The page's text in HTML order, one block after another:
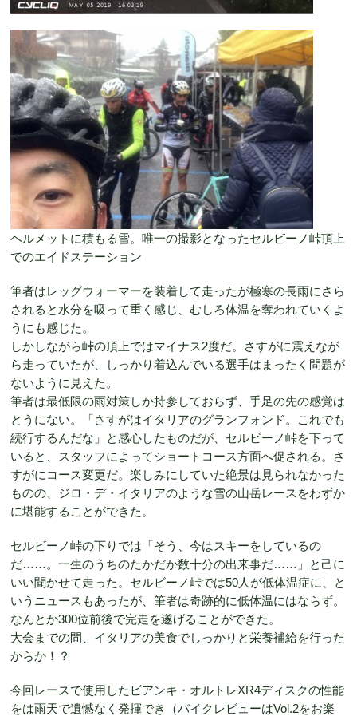
ヘルメットに積もる雪。唯一の撮影となったセルビーノ峠頂上
でのエイドステーション
筆者はレッグウォーマーを装着して走ったが極寒の長雨にさら
されると水分を吸って重く感じ、むしろ体温を奪われていくよ
うにも感じた。
しかしながら峠の頂上ではマイナス2度だ。さすがに震えなが
ら走っていたが、しっかり着込んでいる選手はまったく問題が
ないように見えた。
筆者は最低限の雨対策しか持参しておらず、手足の先の感覚は
とうにない。「さすがはイタリアのグランフォンド。これでも
続行するんだな」と感心したものだが、セルビーノ峠を下って
いると、スタッフによってショートコース方面へ促される。さ
すがにコース変更だ。楽しみにしていた絶景は見られなかった
ものの、ジロ・デ・イタリアのような雪の山岳レースをわずか
に堪能することができた。
セルビーノ峠の下りでは「そう、今はスキーをしているの
だ……。一生のうちのたかだか数十分の出来事だ……」と己に
いい聞かせて走った。セルビーノ峠では50人が低体温症に、と
いうニュースもあったが、筆者は奇跡的に低体温にはならず。
なんとか300位前後で完走を遂げることができた。
大会までの間、イタリアの美食でしっかりと栄養補給を行った
からか！？
今回レースで使用したビアンキ・オルトレXR4ディスクの性能
をは雨天で遺憾なく発揮でき（バイクレビューはVol.2をお楽